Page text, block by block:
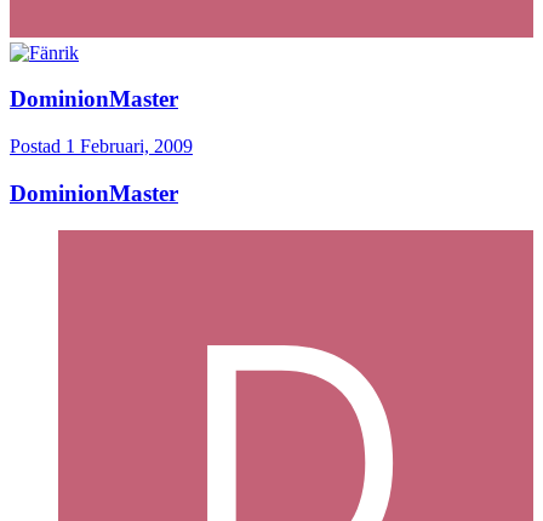
DominionMaster
Postad 1 Februari, 2009
DominionMaster